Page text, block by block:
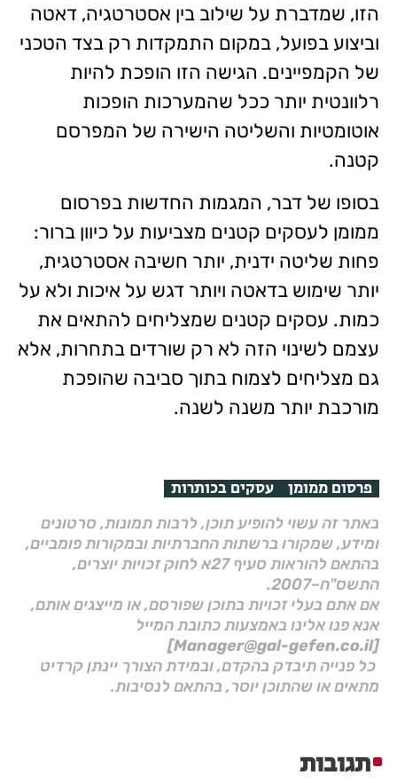
הזו, שמדברת על שילוב בין אסטרטגיה, דאטה
וביצוע בפועל, במקום התמקדות רק בצד הטכני
של הקמפיינים. הגישה הזו הופכת להיות
רלוונטית יותר ככל שהמערכות הופכות
אוטומטיות והשליטה הישירה של המפרסם
קטנה.
בסופו של דבר, המגמות החדשות בפרסום
ממומן לעסקים קטנים מצביעות על כיוון ברור:
פחות שליטה ידנית, יותר חשיבה אסטרטגית,
יותר שימוש בדאטה ויותר דגש על איכות ולא על
כמות. עסקים קטנים שמצליחים להתאים את
עצמם לשינוי הזה לא רק שורדים בתחרות, אלא
גם מצליחים לצמוח בתוך סביבה שהופכת
מורכבת יותר משנה לשנה.
פרסום ממומן עסקים בכותרות
באתר זה עשוי להופיע תוכן, לרבות תמונות, סרטונים
ומידע, שמקורו ברשתות החברתיות ובמקורות פומביים,
בהתאם להוראות סעיף 27א לחוק זכויות יוצרים,
התשס"ח–2007.
אם אתם בעלי זכויות בתוכן שפורסם, או מייצגים אותם,
אנא פנו אלינו באמצעות כתובת המייל
[Manager@gal-gefen.co.il]
כל פנייה תיבדק בהקדם, ובמידת הצורך יינתן קרדיט
מתאים או שהתוכן יוסר, בהתאם לנסיבות.
תגובות